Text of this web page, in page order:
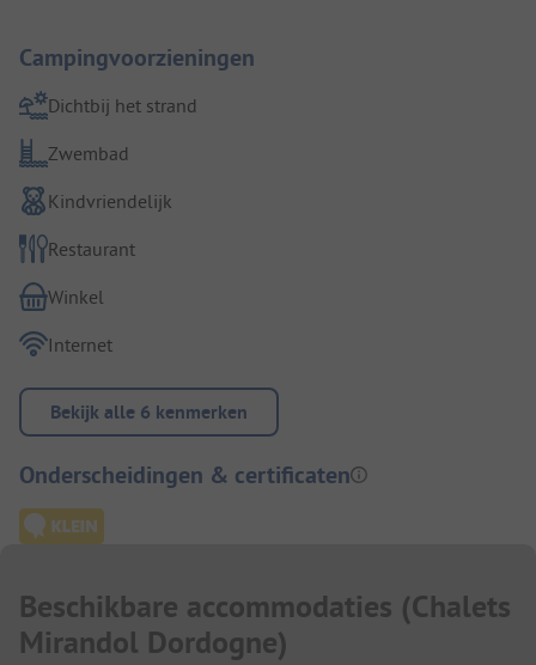
Campingvoorzieningen
Dichtbij het strand
Zwembad
Kindvriendelijk
Restaurant
Winkel
Internet
Bekijk alle 6 kenmerken
Onderscheidingen & certificaten
Beschikbare accommodaties (Chalets
Mirandol Dordogne)